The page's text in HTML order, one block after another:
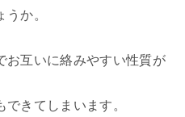
か。
お互いに絡みやすい性質が
きてしまいます。